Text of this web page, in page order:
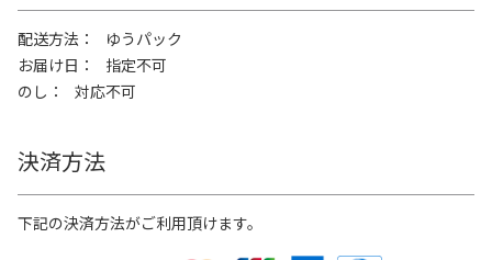
配送方法
ゆうパック
お届け日
指定不可
のし
対応不可
決済方法
下記の決済方法がご利用頂けます。